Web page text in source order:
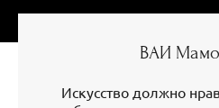
ВАИ
Искусство должно